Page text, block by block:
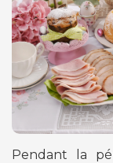
Pendant la